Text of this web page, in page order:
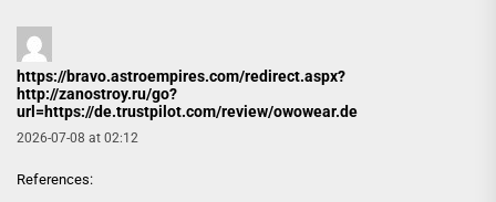
https://bravo.astroempires.com/redirect.aspx?
http://zanostroy.ru/go?
url=https://de.trustpilot.com/review/owowear.de
2026-07-08 at 02:12
References: